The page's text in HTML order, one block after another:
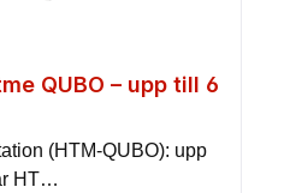
QUBO – upp till 6
(HTM-QUBO): upp
HT…